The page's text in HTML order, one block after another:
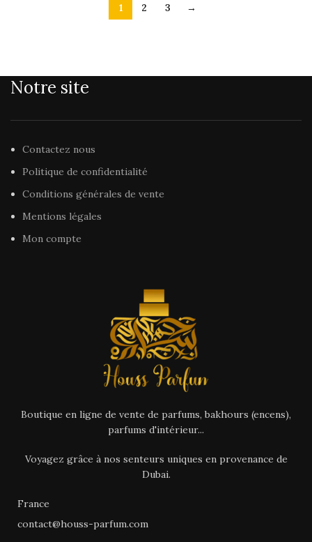
1 2 3 →
Notre site
Contactez nous
Politique de confidentialité
Conditions générales de vente
Mentions légales
Mon compte
Boutique en ligne de vente de parfums, bakhours (encens),
parfums d'intérieur...
Voyagez grâce à nos senteurs uniques en provenance de
Dubai.
France
contact@houss-parfum.com